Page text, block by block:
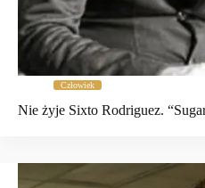
Człowiek
Nie żyje Sixto Rodriguez.